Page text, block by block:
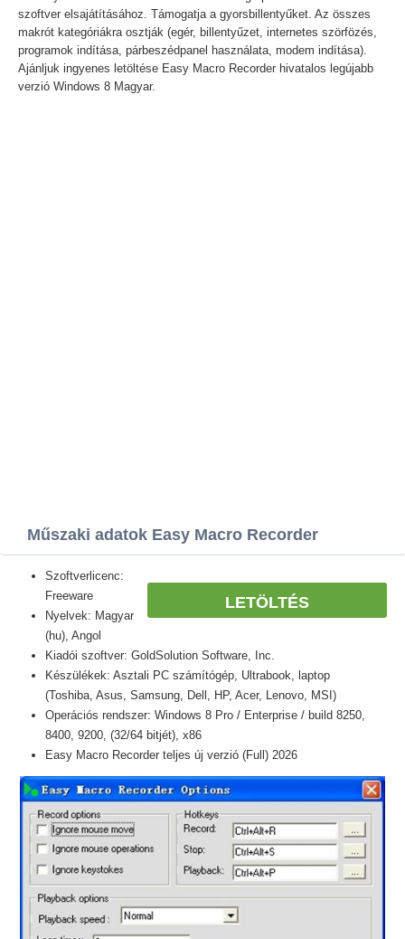
szoftver elsajátításához. Támogatja a gyorsbillentyűket. Az összes
makrót kategóriákra osztják (egér, billentyűzet, internetes szörfözés,
programok indítása, párbeszédpanel használata, modem indítása).
Ajánljuk ingyenes letöltése Easy Macro Recorder hivatalos legújabb
verzió Windows 8 Magyar.
Műszaki adatok Easy Macro Recorder
LETÖLTÉS
Szoftverlicenc:
Freeware
Nyelvek: Magyar
(hu), Angol
Kiadói szoftver: GoldSolution Software, Inc.
Készülékek: Asztali PC számítógép, Ultrabook, laptop
(Toshiba, Asus, Samsung, Dell, HP, Acer, Lenovo, MSI)
Operációs rendszer: Windows 8 Pro / Enterprise / build 8250,
8400, 9200, (32/64 bitjét), x86
Easy Macro Recorder teljes új verzió (Full) 2026